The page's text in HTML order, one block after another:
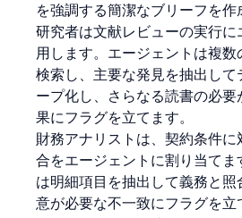
を強調する簡潔なブリーフを作
研究者は文献レビューの実行
用します。エージェントは複
検索し、主要な発見を抽出し
ープ化し、さらなる読書の必
果にフラグを立てます。
財務アナリストは、契約条件
合をエージェントに割り当てま
は明細項目を抽出して義務と
意が必要な不一致にフラグを立